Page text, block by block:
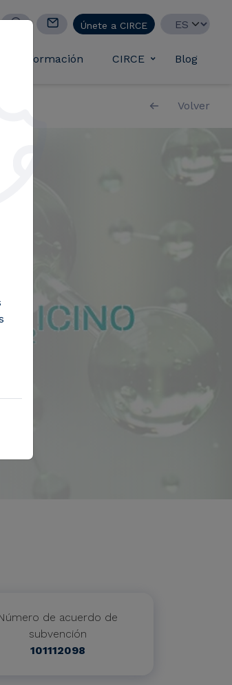
Únete a CIRCE Select your
Formación CIRCE
Toggle
Blog
Volver
de acuerdo de
subvención
101112098